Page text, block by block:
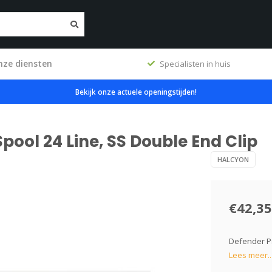
diensten Specialisten in huis
Bekijk onze actuele openingstijden!
24 Line, SS Double End Clip
HALCYON
€42,35
Defender
Lees meer..